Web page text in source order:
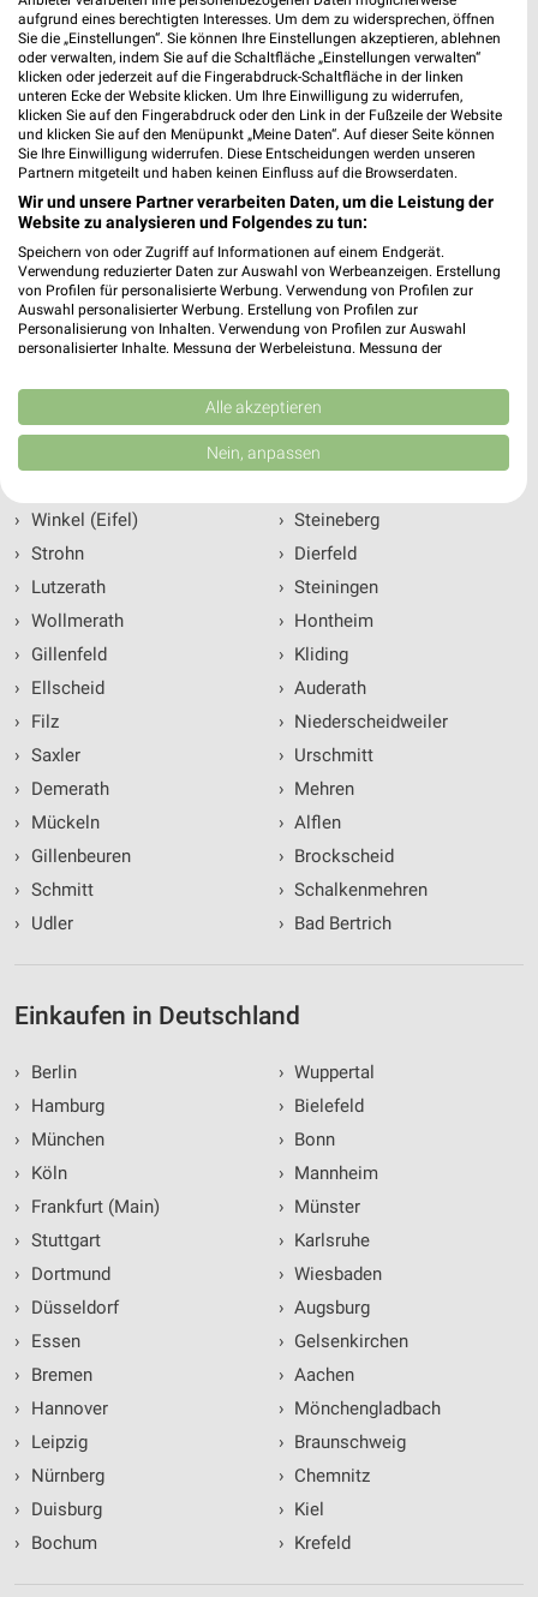
Highlights
Alle aktuellen Angebote und Prospekte aus Deiner Stadt -
Unsere Highlights für Immerath. Blättere durch die Prospekte
Deiner Lieblingshändler in und um Immerath, finde
Schnäppchen und spare Geld.
weekli informiert Dich über aktuelle Angebote für Immerath,
egal ob von zu Hause oder von unterwegs. Mit weekli kannst
Du Deinen Einkauf in Immerath bequem planen. Damit steht
Deiner nächsten Shopping-Tour nichts mehr im Wege.
Viel Spaß beim Online stöbern und Schnäppchen finden.
Immerath
› Winkel (Eifel)
› Strohn
›
Lutzerath
› Wollmerath
›
Gillenfeld
›
Ellscheid
›
Filz
› Saxler
›
Demerath
›
Mückeln
›
Gillenbeuren
› Schmitt
›
Udler
› Oberscheidweiler
› Steineberg
› Dierfeld
› Steiningen
› Hontheim
› Kliding
› Auderath
› Niederscheidweiler
› Urschmitt
› Mehren
› Alflen
› Brockscheid
› Schalkenmehren
› Bad Bertrich
Einkaufen in Deutschland
›
Berlin
›
Hamburg
›
München
›
Köln
›
Frankfurt (Main)
› Stuttgart
›
Dortmund
›
Düsseldorf
›
Essen
›
Bremen
›
Hannover
›
Leipzig
›
Nürnberg
›
Duisburg
›
Bochum
› Wuppertal
› Bielefeld
› Bonn
› Mannheim
› Münster
› Karlsruhe
› Wiesbaden
› Augsburg
› Gelsenkirchen
› Aachen
› Mönchengladbach
› Braunschweig
› Chemnitz
› Kiel
› Krefeld
aufgrund eines berechtigten Interesses. Um dem zu widersprechen, öffnen
Sie die „Einstellungen“. Sie können Ihre Einstellungen akzeptieren, ablehnen
oder verwalten, indem Sie auf die Schaltfläche „Einstellungen verwalten“
klicken oder jederzeit auf die Fingerabdruck-Schaltfläche in der linken
unteren Ecke der Website klicken. Um Ihre Einwilligung zu widerrufen,
klicken Sie auf den Fingerabdruck oder den Link in der Fußzeile der Website
und klicken Sie auf den Menüpunkt „Meine Daten“. Auf dieser Seite können
Sie Ihre Einwilligung widerrufen. Diese Entscheidungen werden unseren
Partnern mitgeteilt und haben keinen Einfluss auf die Browserdaten.
Wir und unsere Partner verarbeiten Daten, um die Leistung der
Website zu analysieren und Folgendes zu tun:
Speichern von oder Zugriff auf Informationen auf einem Endgerät.
Verwendung reduzierter Daten zur Auswahl von Werbeanzeigen. Erstellung
von Profilen für personalisierte Werbung. Verwendung von Profilen zur
Auswahl personalisierter Werbung. Erstellung von Profilen zur
Personalisierung von Inhalten. Verwendung von Profilen zur Auswahl
personalisierter Inhalte. Messung der Werbeleistung. Messung der
Kombinationen von Daten aus verschiedenen Quellen. Entwicklung und
Verbesserung der Angebote. Verwendung reduzierter Daten zur Auswahl
von Inhalten.
Daten können außerhalb der Europäischen Union weitergegeben und in die
Website/App.
auf einem Endgerät
Werbeanzeigen
Erstellung von Profilen für personalisierte
Werbung
Verwendung von Profilen zur Auswahl
personalisierter Werbung
Erstellung von Profilen zur Personalisierung
von Inhalten
personalisierter Inhalte
Messung der Performance von Inhalten
Kombinationen von Daten aus verschiedenen
Quellen
Entwicklung und Verbesserung der Angebote
Inhalten
IAB-Besonderheiten:
Geräte anhand von aktiv angeforderten
Nicht-IAB-Verarbeitungszwecke:
Notwendig
Alle akzeptieren
Nein, anpassen